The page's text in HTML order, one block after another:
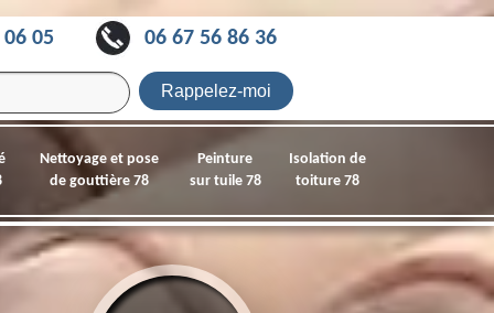
05 06 67 56 86 36
Nettoyage et pose
de gouttière 78
Peinture
sur tuile 78
Isolation de
toiture 78